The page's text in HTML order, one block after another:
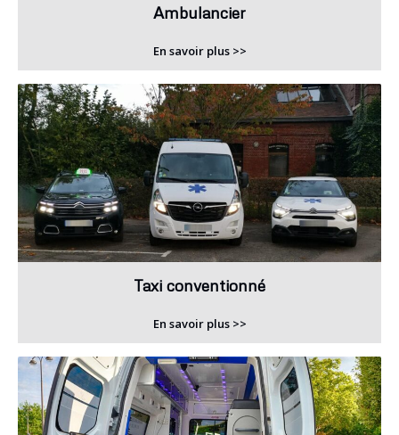
Ambulancier
En savoir plus >>
Taxi conventionné
En savoir plus >>